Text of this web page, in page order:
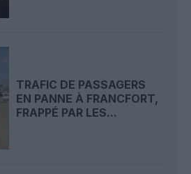
TRAFIC DE PASSAGERS
EN PANNE À FRANCFORT,
FRAPPÉ PAR LES...